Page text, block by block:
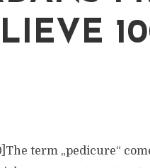
term „pedicure“